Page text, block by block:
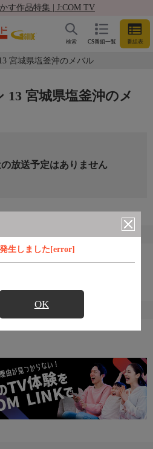
す作品特集 | J:COM TV
CS番組一覧 番組表
検索
宮城県塩釜沖のメバル
生しました[error]
OK
13 宮城県塩釜沖のメ
放送予定はありません
組